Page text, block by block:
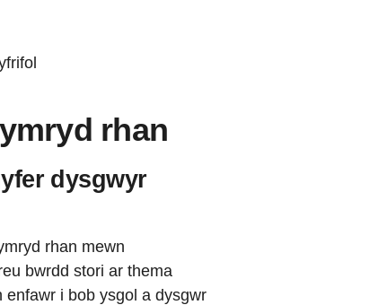
rhan
dysgwyr
rhan mewn
bwrdd stori ar thema
i bob ysgol a dysgwr